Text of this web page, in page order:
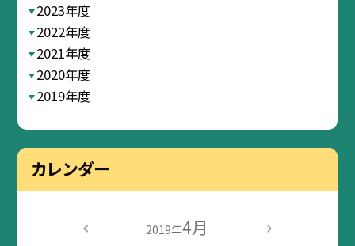
2023年度
2022年度
2021年度
2020年度
2019年度
カレンダー
2019年4月